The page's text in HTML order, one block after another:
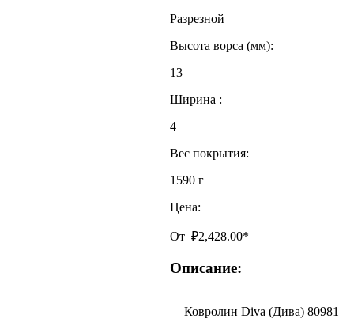
Разрезной
Высота ворса (мм):
13
Ширина :
4
Вес покрытия:
1590 г
Цена:
От₽2,428.00*
Описание:
Ковролин Diva (Дива) 80981